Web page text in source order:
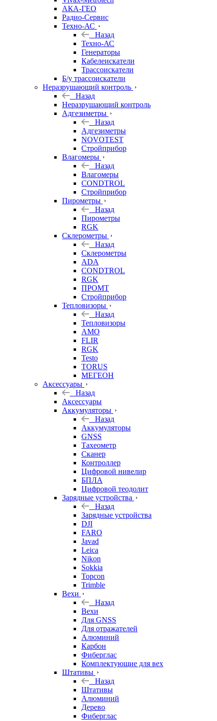
АКА-ГЕО
Радио-Сервис
Техно-АС
Назад
Техно-АС
Генераторы
Кабелеискатели
Трассоискатели
Б/у трассоискатели
Неразрушающий контроль
Назад
Неразрушающий контроль
Адгезиметры
Назад
Адгезиметры
NOVOTEST
Стройприбор
Влагомеры
Назад
Влагомеры
CONDTROL
Стройприбор
Пирометры
Назад
Пирометры
RGK
Склерометры
Назад
Склерометры
ADA
CONDTROL
RGK
ПРОМТ
Стройприбор
Тепловизоры
Назад
Тепловизоры
AMO
FLIR
RGK
Testo
TORUS
МЕГЕОН
Аксессуары
Назад
Аксессуары
Аккумуляторы
Назад
Аккумуляторы
GNSS
Тахеометр
Сканер
Контроллер
Цифровой нивелир
БПЛА
Цифровой теодолит
Зарядные устройства
Назад
Зарядные устройства
DJI
FARO
Javad
Leica
Nikon
Sokkia
Topcon
Trimble
Вехи
Назад
Вехи
Для GNSS
Для отражателей
Алюминий
Карбон
Фиберглас
Комплектующие для вех
Штативы
Назад
Штативы
Алюминий
Дерево
Фиберглас